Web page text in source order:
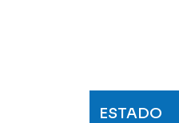
ESTADO